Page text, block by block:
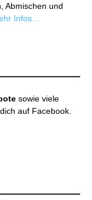
Abmischen und
Infos…
sowie viele
auf Facebook.